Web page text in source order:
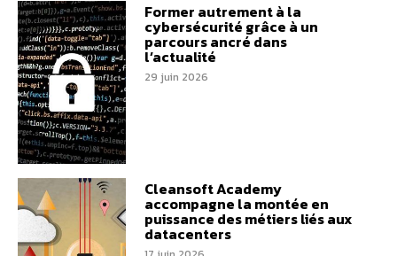
Former autrement à la
cybersécurité grâce à un
parcours ancré dans
l’actualité
29 juin 2026
Cleansoft Academy
accompagne la montée en
puissance des métiers liés aux
datacenters